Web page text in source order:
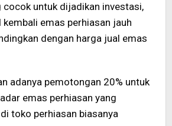
cocok untuk dijadikan investasi,
kembali emas perhiasan jauh
dengan harga jual emas
adanya pemotongan 20% untuk
emas perhiasan yang
toko perhiasan biasanya